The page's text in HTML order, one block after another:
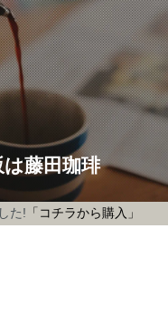
藤田珈琲
た! 「コチラから購入」